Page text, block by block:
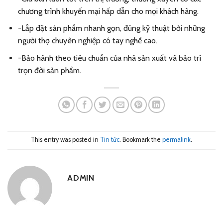
chương trình khuyến mại hấp dẫn cho mọi khách hàng.
-Lắp đặt sản phẩm nhanh gọn, đúng kỹ thuật bởi những
người thợ chuyên nghiệp có tay nghề cao.
-Bảo hành theo tiêu chuẩn của nhà sản xuất và bảo trì
trọn đời sản phẩm.
This entry was posted in Tin tức. Bookmark the permalink.
ADMIN